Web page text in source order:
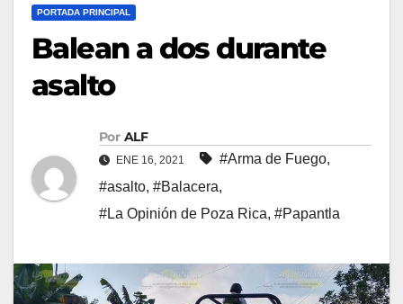
PORTADA PRINCIPAL
Balean a dos durante
asalto
Por ALF
ENE 16, 2021 #Arma de Fuego,
#asalto, #Balacera,
#La Opinión de Poza Rica, #Papantla